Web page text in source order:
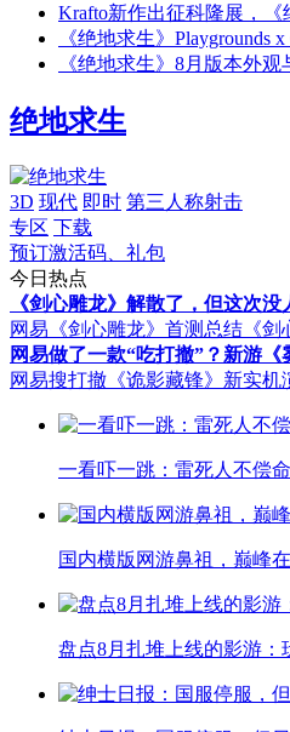
Krafto新作出征科隆展，《
《绝地求生》Playgrounds
《绝地求生》8月版本外
绝地求生
3D 现代 即时 第三人称射击
专区 下载
预订激活码、礼包
今日热点
《剑心雕龙》解散了，但这次没
网易《剑心雕龙》首测总结 《
网易做了一款“吃打撤”？新游《
网易搜打撤《诡影藏锋》新实机
一看吓一跳：雷死人不偿命
国内横版网游鼻祖，巅峰
盘点8月扎堆上线的影游：